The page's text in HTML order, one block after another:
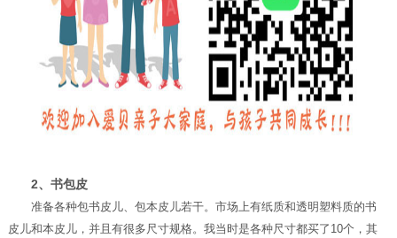
2、书包皮
准备各种包书皮儿、包本皮儿若干。市场上有纸质和透明塑料质的书
皮儿和本皮儿，并且有很多尺寸规格。我当时是各种尺寸都买了10个，其